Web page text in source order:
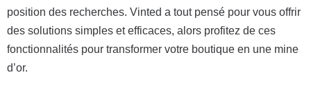
position des recherches. Vinted a tout pensé pour vous offrir
des solutions simples et efficaces, alors profitez de ces
fonctionnalités pour transformer votre boutique en une mine
d’or.